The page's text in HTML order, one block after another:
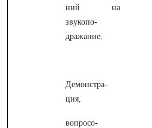
ний на
звукопо-
дражание.
Демонстра-
ция,
вопросо-